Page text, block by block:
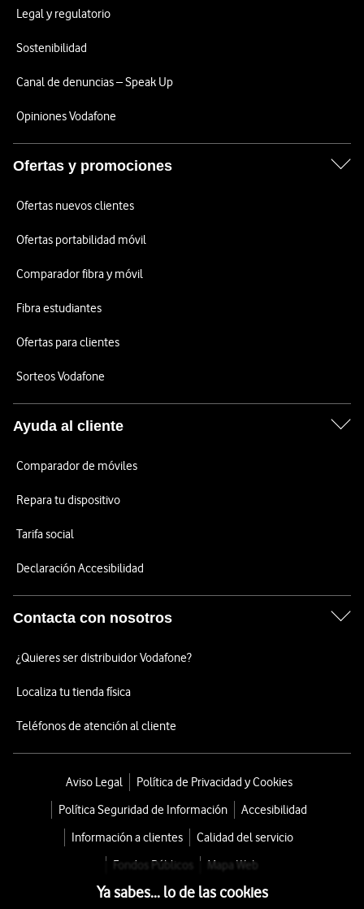
Legal y regulatorio
Sostenibilidad
Canal de denuncias – Speak Up
Opiniones Vodafone
Ofertas y promociones
Ofertas nuevos clientes
Ofertas portabilidad móvil
Comparador fibra y móvil
Fibra estudiantes
Ofertas para clientes
Sorteos Vodafone
Ayuda al cliente
Comparador de móviles
Repara tu dispositivo
Tarifa social
Declaración Accesibilidad
Contacta con nosotros
¿Quieres ser distribuidor Vodafone?
Localiza tu tienda física
Teléfonos de atención al cliente
Aviso Legal
Política de Privacidad y Cookies
Política Seguridad de Información
Accesibilidad
Información a clientes
Calidad del servicio
Fondos Públicos
Mapa Web
Ya sabes... lo de las cookies